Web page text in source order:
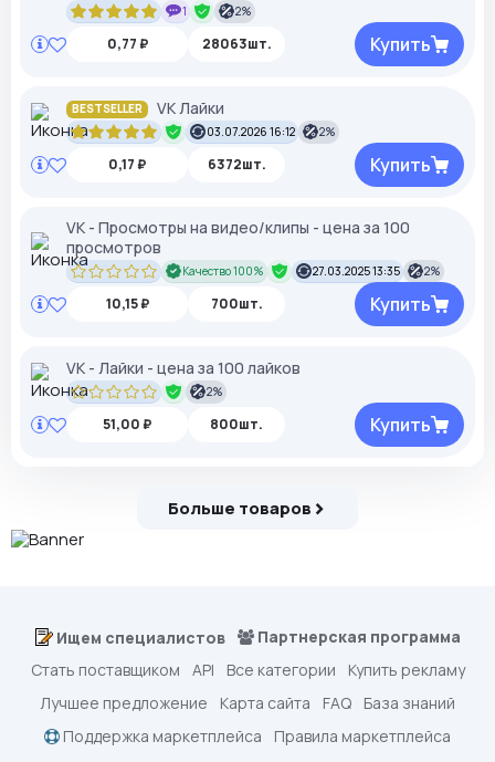
1 2%
0,77 ₽ 28063шт. Купить
BESTSELLER VK Лайки
03.07.2026 16:12 2%
0,17 ₽ 6372шт. Купить
VK - Просмотры на видео/клипы - цена за 100
просмотров
Качество 100% 27.03.2025 13:35 2%
10,15 ₽ 700шт. Купить
VK - Лайки - цена за 100 лайков
2%
51,00 ₽ 800шт. Купить
Больше товаров
Ищем специалистов
Партнерская программа
Стать поставщиком
API Все категории
Купить рекламу
Лучшее предложение
Карта сайта FAQ
База знаний
Поддержка маркетплейса
Правила маркетплейса